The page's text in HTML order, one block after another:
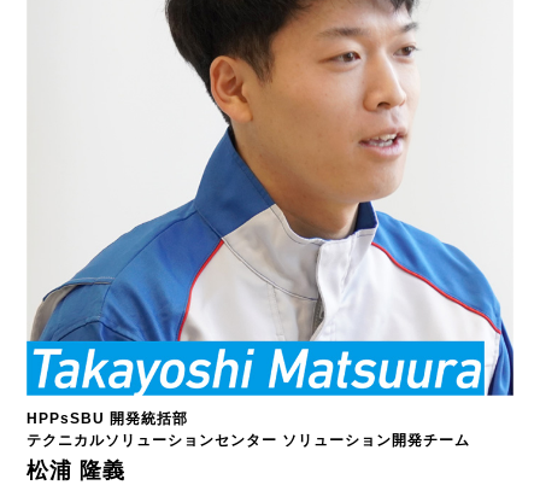
HPPsSBU 開発統括部
テクニカルソリューションセンター ソリューション開発チーム
松浦 隆義